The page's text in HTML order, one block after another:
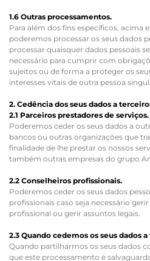
1.6 Outras processamentos.
Para além dos fins específicos, acima
poderemos processar os seus dados
processar quaisquer dados pessoais
necessário para cumprir com
sujeitos ou de forma a proteger os
interesses vitais de outra pessoa
2. Cedência dos seus dados a
2.1 Parceiros prestadores de serviços.
Poderemos ceder os seus dados a
bancos ou outras organizações que
finalidade de lhe prestar os nossos
também outras empresas do grupo
2.2 Conselheiros profissionais.
Poderemos ceder os seus dados
profissionais caso seja necessário
profissional ou gerir assuntos legais.
2.3 Quando cedemos os seus dados
Quando partilharmos os seus dados
que este processamento é